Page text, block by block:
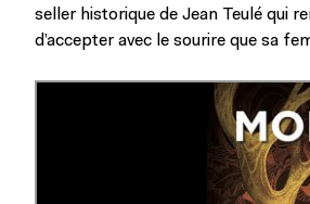
seller historique de Jean Teulé qui
d’accepter avec le sourire que sa